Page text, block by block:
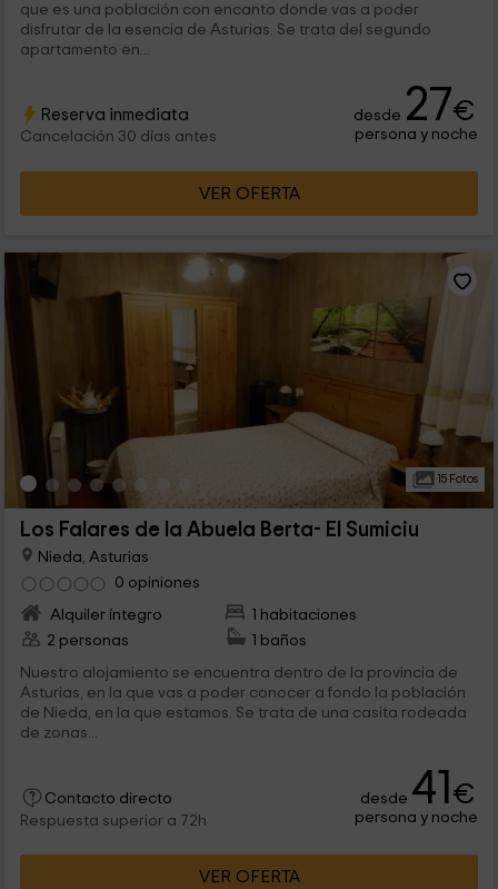
que es una población con encanto donde vas a poder
disfrutar de la esencia de Asturias. Se trata del segundo
apartamento en...
Reserva inmediata
Cancelación 30 días antes
desde 27€
persona y noche
VER OFERTA
15 Fotos
Los Falares de la Abuela Berta- El Sumiciu
Nieda, Asturias
0 opiniones
Alquiler íntegro
1 habitaciones
2 personas
1 baños
Nuestro alojamiento se encuentra dentro de la provincia de
Asturias, en la que vas a poder conocer a fondo la población
de Nieda, en la que estamos. Se trata de una casita rodeada
de zonas...
Contacto directo
Respuesta superior a 72h
desde 41€
persona y noche
VER OFERTA